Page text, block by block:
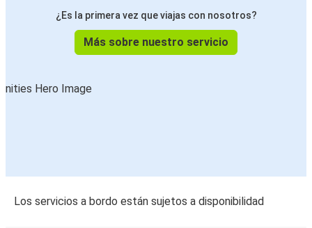
¿Es la primera vez que viajas con nosotros?
Más sobre nuestro servicio
Los servicios a bordo están sujetos a disponibilidad